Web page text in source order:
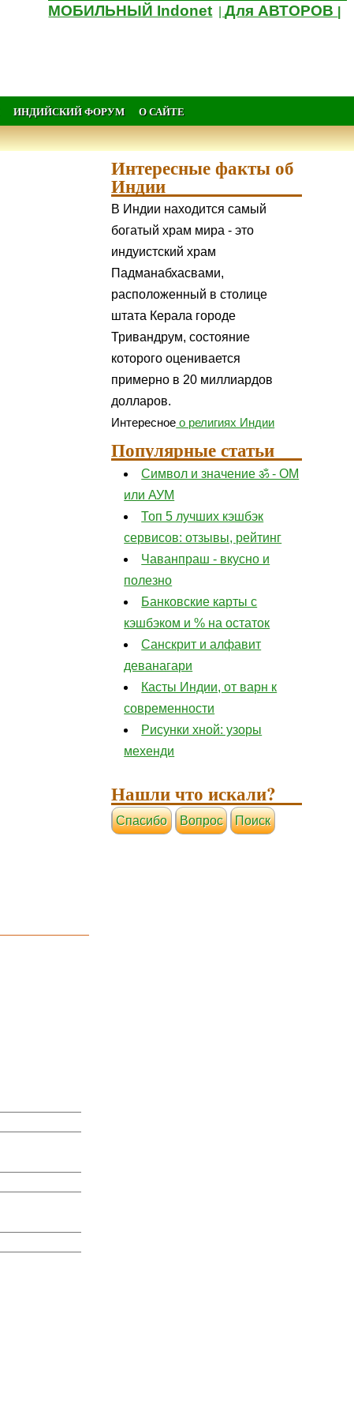
МОБИЛЬНЫЙ Indonet |Для АВТОРОВ
ИНДИЙСКИЙ ФОРУМ О САЙТЕ
Интересные факты об
Индии
В Индии находится самый
богатый храм мира - это
индуистский храм
Падманабхасвами,
расположенный в столице
штата Керала городе
Тривандрум, состояние
которого оценивается
примерно в 20 миллиардов
долларов.
Интересное о религиях Индии
Популярные статьи
Символ и значение ॐ - ОМ
или АУМ
Топ 5 лучших кэшбэк
сервисов: отзывы, рейтинг
Чаванпраш - вкусно и
полезно
Банковские карты с
кэшбэком и % на остаток
Санскрит и алфавит
деванагари
Касты Индии, от варн к
современности
Рисунки хной: узоры
мехенди
Нашли что искали?
Cпасибо Вопрос Поиск